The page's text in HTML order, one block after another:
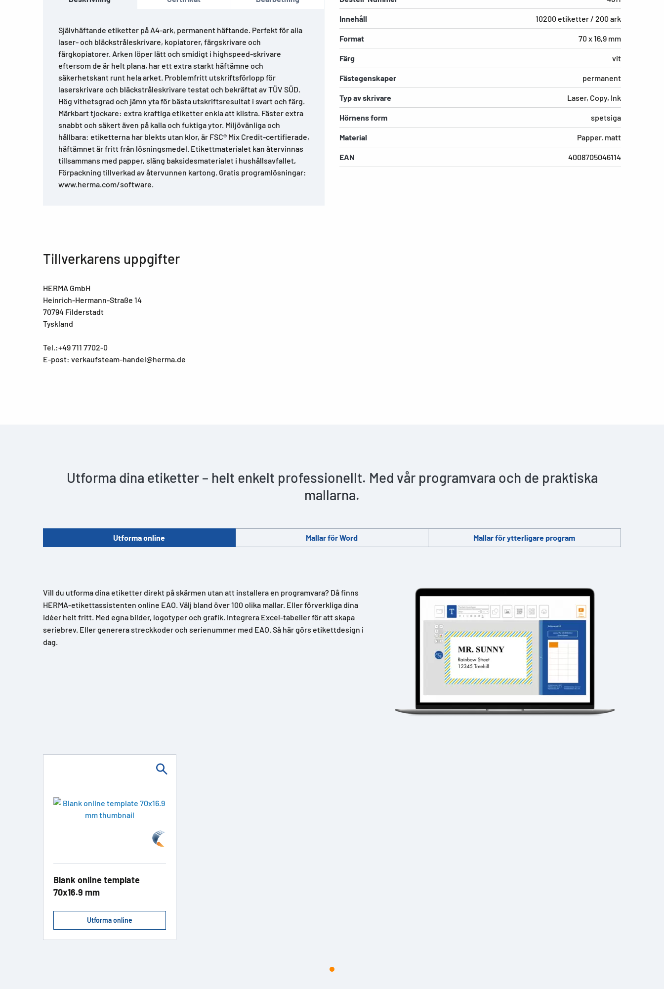
Självhäftande etiketter på A4-ark, permanent häftande. Perfekt för alla
laser- och bläckstråleskrivare, kopiatorer, färgskrivare och
färgkopiatorer. Arken löper lätt och smidigt i highspeed-skrivare
eftersom de är helt plana, har ett extra starkt häftämne och
säkerhetskant runt hela arket. Problemfritt utskriftsförlopp för
laserskrivare och bläckstråleskrivare testat och bekräftat av TÜV SÜD.
Hög vithetsgrad och jämn yta för bästa utskriftsresultat i svart och färg.
Märkbart tjockare: extra kraftiga etiketter enkla att klistra. Fäster extra
snabbt och säkert även på kalla och fuktiga ytor. Miljövänliga och
hållbara: etiketterna har blekts utan klor, är FSC® Mix Credit-certifierade,
häftämnet är fritt från lösningsmedel. Etikettmaterialet kan återvinnas
tillsammans med papper, släng baksidesmaterialet i hushållsavfallet,
Förpackning tillverkad av återvunnen kartong. Gratis programlösningar:
www.herma.com/software.
Innehåll 10200 etiketter / 200 ark
Format 70 x 16,9 mm
Färg vit
Fästegenskaper permanent
Typ av skrivare Laser, Copy, Ink
Hörnens form spetsiga
Material Papper, matt
EAN 4008705046114
Tillverkarens uppgifter
HERMA GmbH
Heinrich-Hermann-Straße 14
70794 Filderstadt
Tyskland
Tel.:+49 711 7702-0
E-post: verkaufsteam-handel@herma.de
Utforma dina etiketter – helt enkelt professionellt. Med vår programvara och de praktiska
mallarna.
Utforma online Mallar för Word Mallar för ytterligare program
Vill du utforma dina etiketter direkt på skärmen utan att installera en programvara? Då finns
HERMA-etikettassistenten online EAO. Välj bland över 100 olika mallar. Eller förverkliga dina
idéer helt fritt. Med egna bilder, logotyper och grafik. Integrera Excel-tabeller för att skapa
seriebrev. Eller generera streckkoder och serienummer med EAO. Så här görs etikettdesign i
dag.
Blank online template
70x16.9 mm
Utforma online